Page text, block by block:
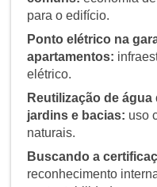
para o edifício.
Ponto elétrico na
apartamentos:
elétrico.
Reutilização de
jardins e bacias: uso
naturais.
Buscando a
reconhecimento